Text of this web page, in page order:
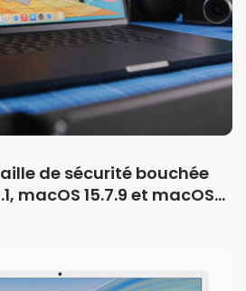
de sécurité bouchée
macOS 15.7.9 et macOS